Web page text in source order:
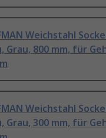
Weichstahl
Grau, 800 mm, für
Weichstahl
Grau, 300 mm, für